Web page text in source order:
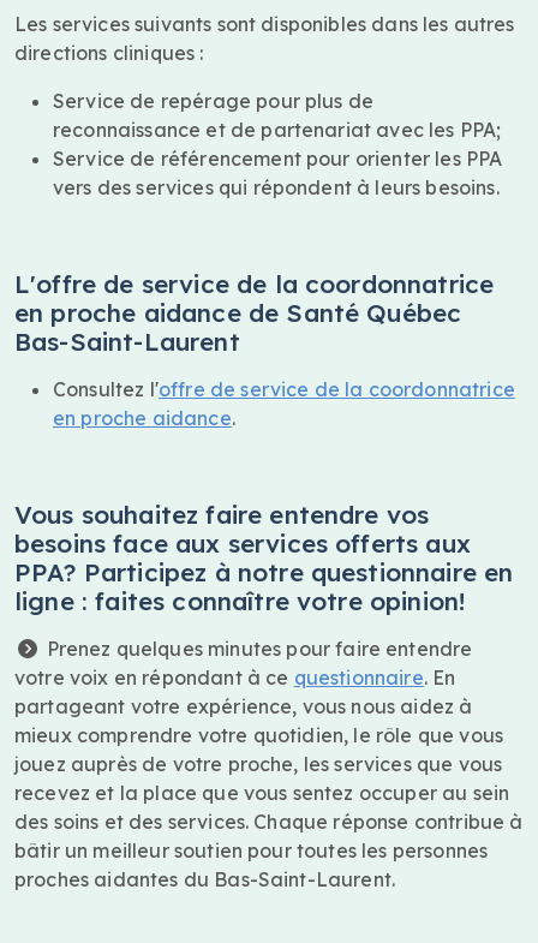
Les services suivants sont disponibles dans les autres
directions cliniques :
Service de repérage pour plus de
reconnaissance et de partenariat avec les PPA;
Service de référencement pour orienter les PPA
vers des services qui répondent à leurs besoins.
L'offre de service de la coordonnatrice
en proche aidance de Santé Québec
Bas-Saint-Laurent
Consultez l'offre de service de la coordonnatrice
en proche aidance.
Vous souhaitez faire entendre vos
besoins face aux services offerts aux
PPA? Participez à notre questionnaire en
ligne : faites connaître votre opinion!
Prenez quelques minutes pour faire entendre
votre voix en répondant à ce questionnaire. En
partageant votre expérience, vous nous aidez à
mieux comprendre votre quotidien, le rôle que vous
jouez auprès de votre proche, les services que vous
recevez et la place que vous sentez occuper au sein
des soins et des services. Chaque réponse contribue à
bâtir un meilleur soutien pour toutes les personnes
proches aidantes du Bas-Saint-Laurent.